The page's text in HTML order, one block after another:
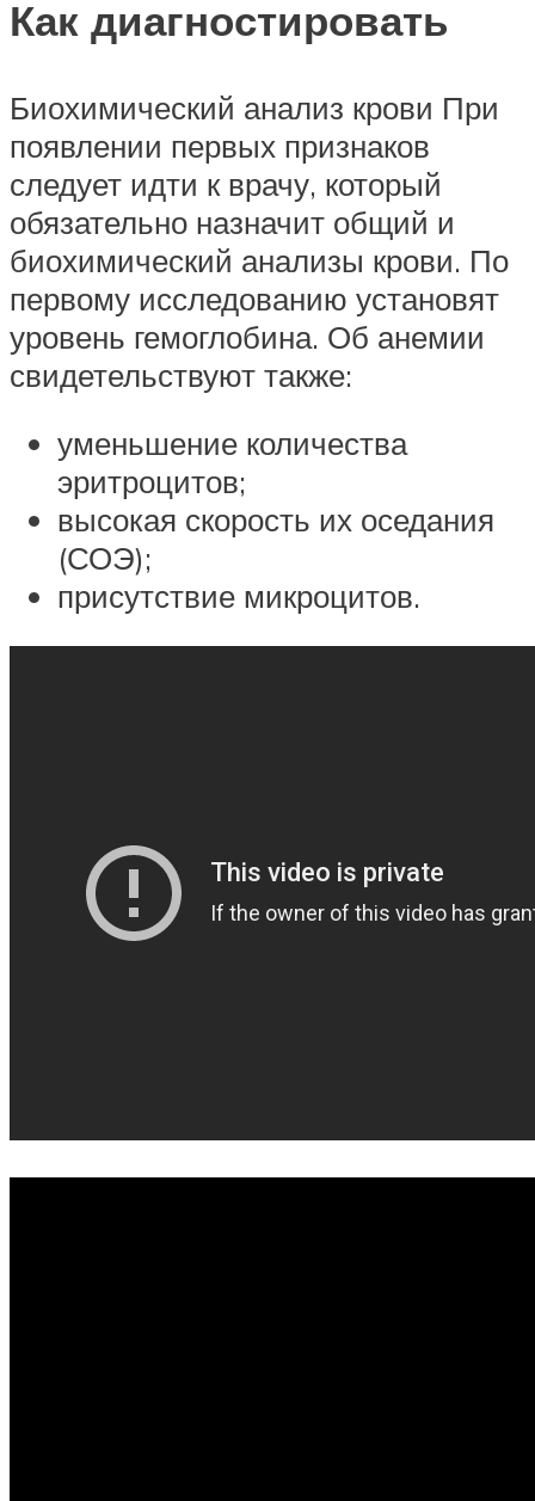
Как диагностировать
Биохимический анализ крови При
появлении первых признаков
следует идти к врачу, который
обязательно назначит общий и
биохимический анализы крови. По
первому исследованию установят
уровень гемоглобина. Об анемии
свидетельствуют также:
уменьшение количества
эритроцитов;
высокая скорость их оседания
(СОЭ);
присутствие микроцитов.